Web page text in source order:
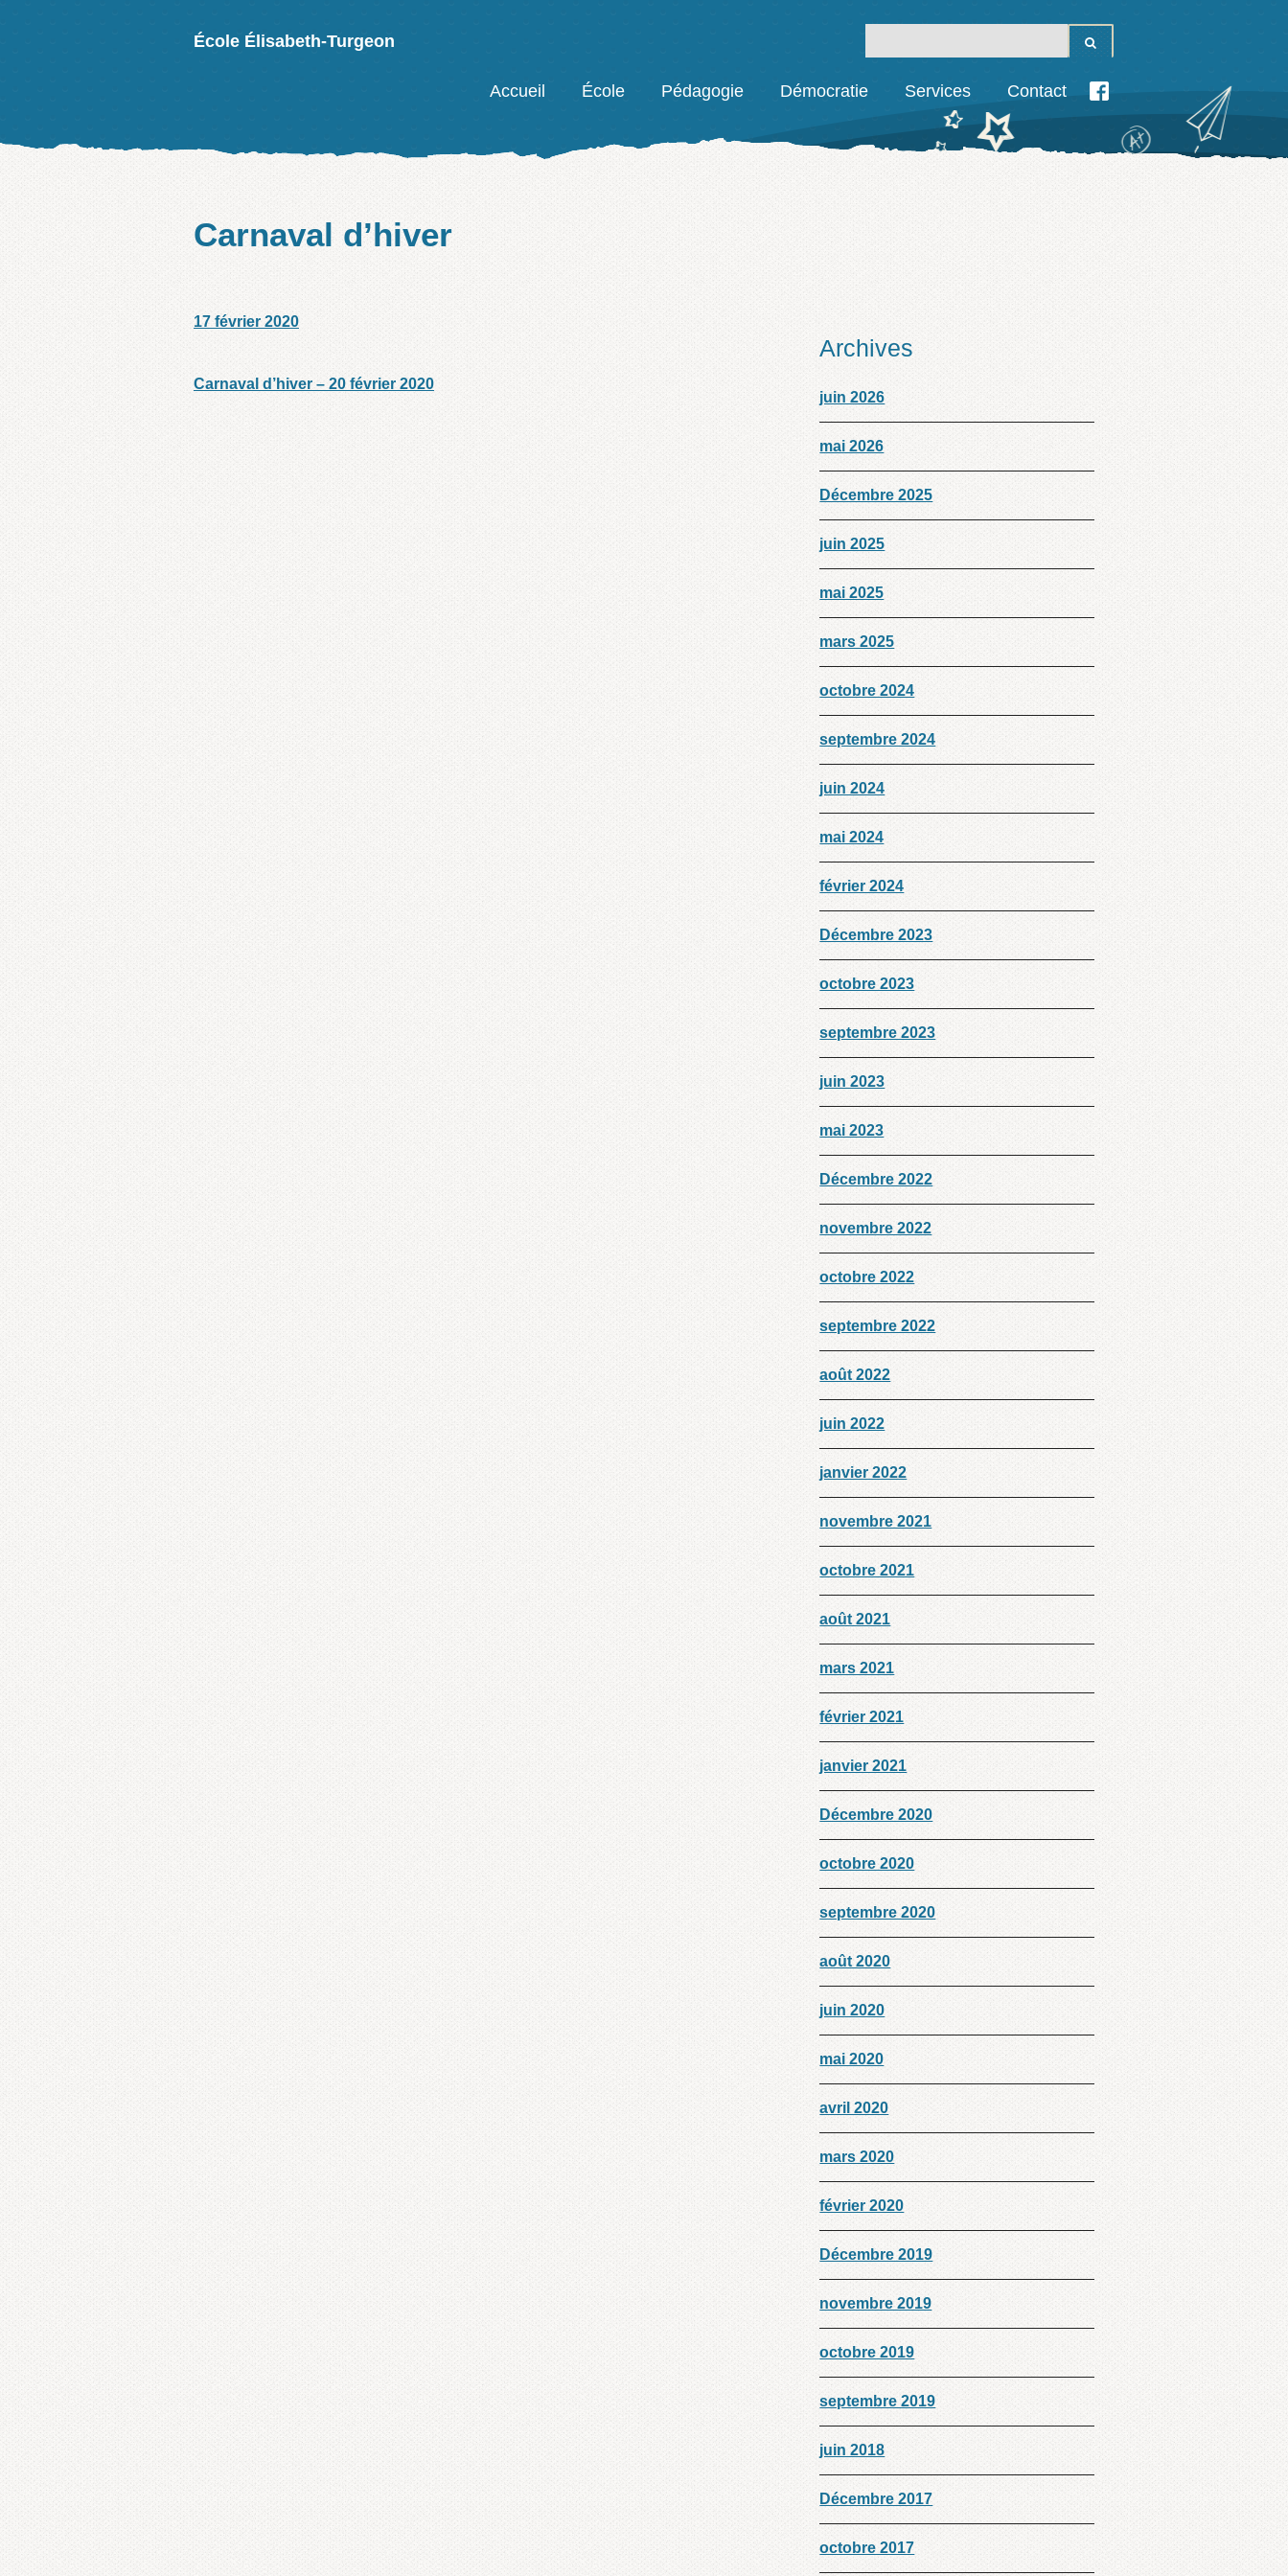
École Élisabeth-Turgeon
Accueil École Pédagogie Démocratie Services Contact
Facebook
Carnaval d’hiver
17 février 2020
Carnaval d’hiver – 20 février 2020
Archives
juin 2026
mai 2026
Décembre 2025
juin 2025
mai 2025
mars 2025
octobre 2024
septembre 2024
juin 2024
mai 2024
février 2024
Décembre 2023
octobre 2023
septembre 2023
juin 2023
mai 2023
Décembre 2022
novembre 2022
octobre 2022
septembre 2022
août 2022
juin 2022
janvier 2022
novembre 2021
octobre 2021
août 2021
mars 2021
février 2021
janvier 2021
Décembre 2020
octobre 2020
septembre 2020
août 2020
juin 2020
mai 2020
avril 2020
mars 2020
février 2020
Décembre 2019
novembre 2019
octobre 2019
septembre 2019
juin 2018
Décembre 2017
octobre 2017